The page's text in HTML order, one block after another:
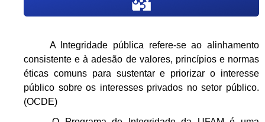
A Integridade pública refere-se ao alinhamento
consistente e à adesão de valores, princípios e normas
éticas comuns para sustentar e priorizar o interesse
público sobre os interesses privados no setor público.
(OCDE)